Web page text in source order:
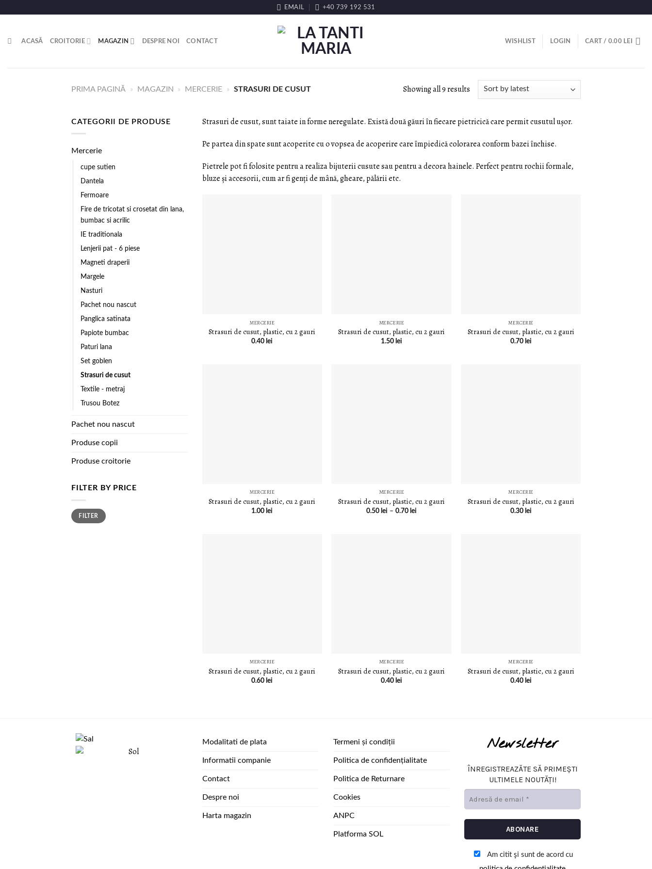
EMAIL +40 739 192 531
ACASĂ CROITORIE MAGAZIN DESPRE NOI CONTACT WISHLIST LOGIN CART / 0.00 LEI
PRIMA PAGINĂ » MAGAZIN » MERCERIE » STRASURI DE CUSUT Showing all 9 results
CATEGORII DE PRODUSE
Mercerie
cupe sutien
Dantela
Fermoare
Fire de tricotat si crosetat din lana,
bumbac si acrilic
IE traditionala
Lenjerii pat - 6 piese
Magneti draperii
Margele
Nasturi
Pachet nou nascut
Panglica satinata
Papiote bumbac
Paturi lana
Set goblen
Strasuri de cusut
Textile - metraj
Trusou Botez
Pachet nou nascut
Produse copii
Produse croitorie
FILTER BY PRICE
FILTER
Strasuri de cusut, sunt taiate in forme neregulate. Există două găuri în fiecare pietricică care permit cusutul ușor.
Pe partea din spate sunt acoperite cu o vopsea de acoperire care împiedică colorarea conform bazei închise.
Pietrele pot fi folosite pentru a realiza bijuterii cusute sau pentru a decora hainele. Perfect pentru rochii formale,
bluze și accesorii, cum ar fi genți de mână, gheare, pălării etc.
MERCERIE
Strasuri de cusut, plastic, cu 2 gauri
0.40 lei
MERCERIE
Strasuri de cusut, plastic, cu 2 gauri
1.50 lei
MERCERIE
Strasuri de cusut, plastic, cu 2 gauri
0.70 lei
MERCERIE
Strasuri de cusut, plastic, cu 2 gauri
1.00 lei
MERCERIE
Strasuri de cusut, plastic, cu 2 gauri
0.50 lei – 0.70 lei
MERCERIE
Strasuri de cusut, plastic, cu 2 gauri
0.30 lei
MERCERIE
Strasuri de cusut, plastic, cu 2 gauri
0.60 lei
MERCERIE
Strasuri de cusut, plastic, cu 2 gauri
0.40 lei
MERCERIE
Strasuri de cusut, plastic, cu 2 gauri
0.40 lei
Modalitati de plata
Informatii companie
Contact
Despre noi
Harta magazin
Termeni și condiții
Politica de confidențialitate
Politica de Returnare
Cookies
ANPC
Platforma SOL
Newsletter
ÎNREGISTREAZĂTE SĂ PRIMEȘTI
ULTIMELE NOUTĂȚI!
Am citit şi sunt de acord cu